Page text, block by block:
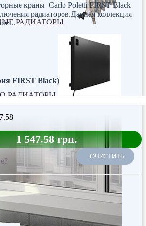
РАДИАТОРЫ
РАДИАТОРЫ
краны Carlo Poletti FIRST Black
радиаторов.Данная коллекция
FIRST Black)
1 547.58 грн.
ОЧИСТИТЬ